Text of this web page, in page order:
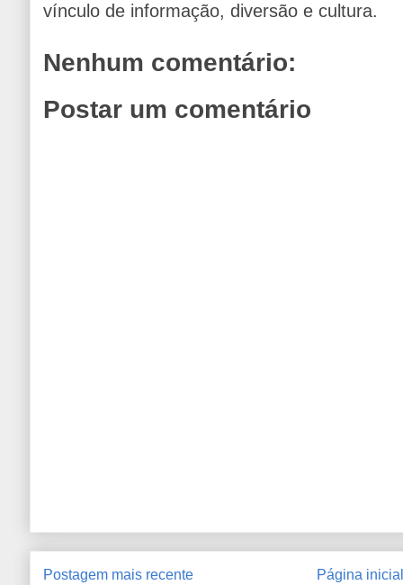
vínculo de informação, diversão e cultura.
Nenhum comentário:
Postar um comentário
Postagem mais recente Página inicial